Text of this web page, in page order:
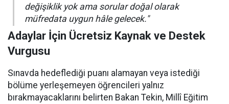
değişiklik yok ama sorular doğal olarak
müfredata uygun hâle gelecek."
Adaylar İçin Ücretsiz Kaynak ve Destek
Vurgusu
Sınavda hedeflediği puanı alamayan veya istediği
bölüme yerleşemeyen öğrencileri yalnız
bırakmayacaklarını belirten Bakan Tekin, Millî Eğitim